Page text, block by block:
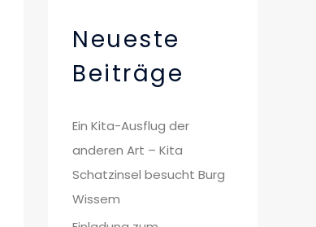
e
n
c
h
:
Neueste
Beiträge
Ein Kita-Ausflug der
anderen Art – Kita
Schatzinsel besucht Burg
Wissem